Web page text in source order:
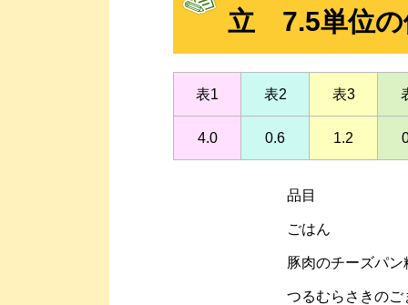
立 7.5単位の
表1 表2 表3
4.0 0.6 1.2
品目
ごはん
豚肉のチーズパン
つるむらさきのご